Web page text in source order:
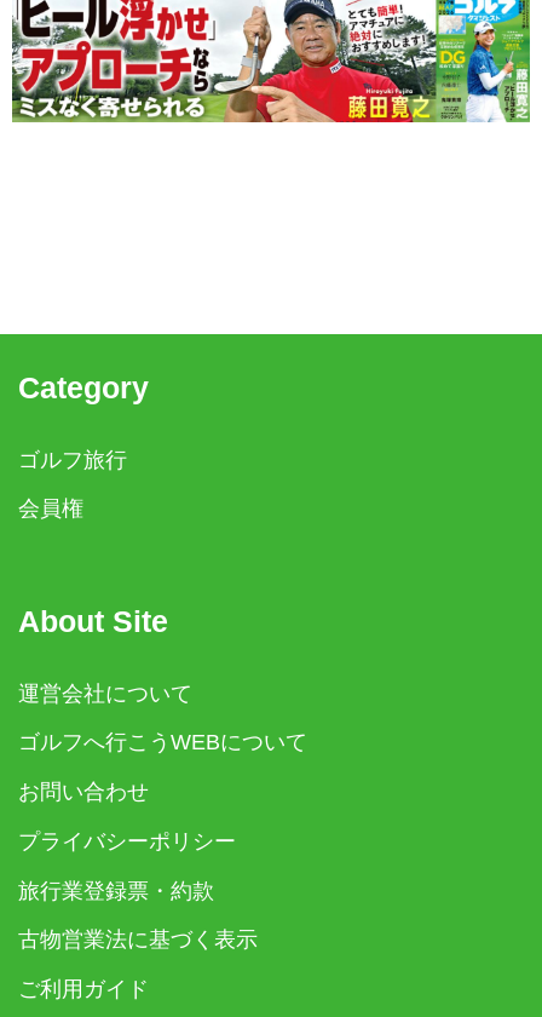
Category
ゴルフ旅行
会員権
About Site
運営会社について
ゴルフへ行こうWEBについて
お問い合わせ
プライバシーポリシー
旅行業登録票・約款
古物営業法に基づく表示
ご利用ガイド